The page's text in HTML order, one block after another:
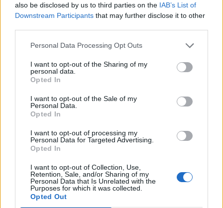
also be disclosed by us to third parties on the IAB’s List of
Downstream Participants that may further disclose it to other
Personal Data Processing Opt Outs
I want to opt-out of the Sharing of my
personal data.
Opted In
I want to opt-out of the Sale of my
Personal Data.
Opted In
I want to opt-out of processing my
Personal Data for Targeted Advertising.
Opted In
I want to opt-out of Collection, Use,
Retention, Sale, and/or Sharing of my
Personal Data that Is Unrelated with the
Purposes for which it was collected.
Opted Out
21:31
Δημοπρατείται η μπάλα των ιστορικών γκολ του
Μαραντόνα επί της Αγγλίας στο Μουντιάλ 1986
21:08
Διεθνείς διακρίσεις για τη μαθητική ταινία stop motion
«Shared Weights» του 8ου Γυμνασίου Ηρακλείου
20:57
ΥΠΑΑΤ – ΑΑΔΕ: Υπεγράφη κοινή απόφαση για